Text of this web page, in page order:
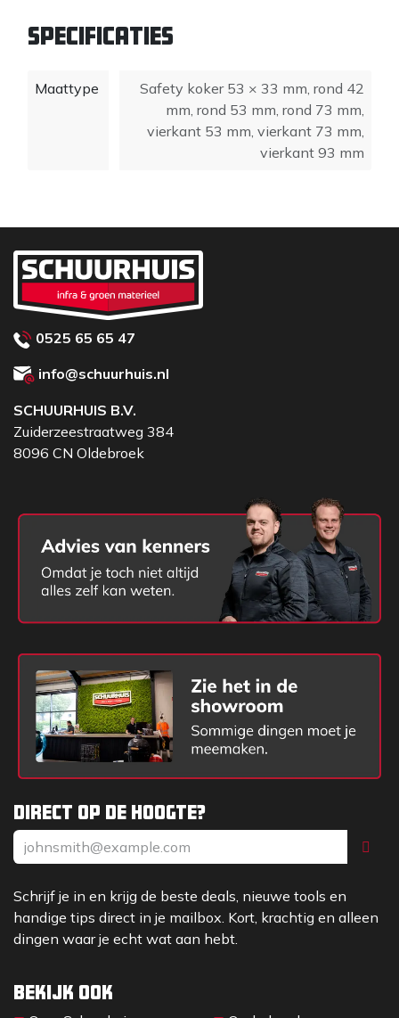
Aluminium vierkant 73 mm
Aluminium safety koker 53×33 mm
Toepassing: safety paal 60/40 mm
Bij gebruik van deze adapter voor de Tiger Multi
Specificaties
Maattype Safety koker 53 × 33 mm, rond 42
mm, rond 53 mm, rond 73 mm,
vierkant 53 mm, vierkant 73 mm,
vierkant 93 mm
Direct op de hoogte?
Schrijf je in en krijg de beste deals, nieuwe tools en
handige tips direct in je mailbox. Kort, krachtig en alleen
dingen waar je echt wat aan hebt.
Bekijk ook
0525 65 65 47
info@schuurhuis.nl
SCHUURHUIS B.V.
Zuiderzeestraatweg 384
8096 CN Oldebroek